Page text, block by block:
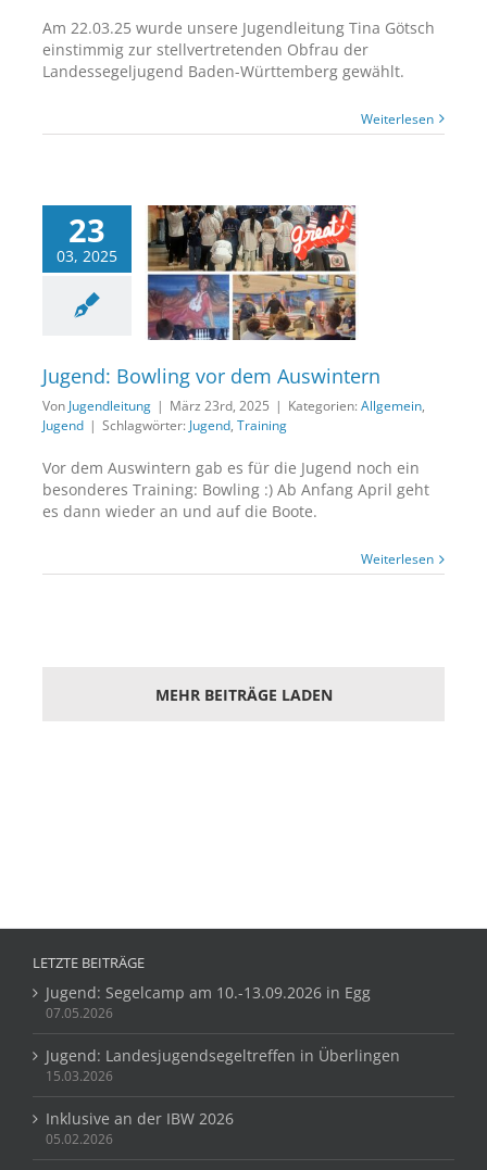
Am 22.03.25 wurde unsere Jugendleitung Tina Götsch
einstimmig zur stellvertretenden Obfrau der
Landessegeljugend Baden-Württemberg gewählt.
Weiterlesen
23
03, 2025
Bowling vor dem
Jugend
Jugend: Bowling vor dem Auswintern
Von Jugendleitung | März 23rd, 2025 | Kategorien: Allgemein,
Jugend | Schlagwörter: Jugend, Training
Vor dem Auswintern gab es für die Jugend noch ein
besonderes Training: Bowling :) Ab Anfang April geht
es dann wieder an und auf die Boote.
Weiterlesen
MEHR BEITRÄGE LADEN
LETZTE BEITRÄGE
Jugend: Segelcamp am 10.-13.09.2026 in Egg
07.05.2026
Jugend: Landesjugendsegeltreffen in Überlingen
15.03.2026
Inklusive an der IBW 2026
05.02.2026